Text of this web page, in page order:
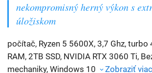
nekompromisný herný výkon s
úložiskom
počítač, Ryzen 5 5600X, 3,7 Ghz, turbo
RAM, 2TB SSD, NVIDIA RTX 3060 Ti,
mechaniky, Windows 10
Zobraziť viac